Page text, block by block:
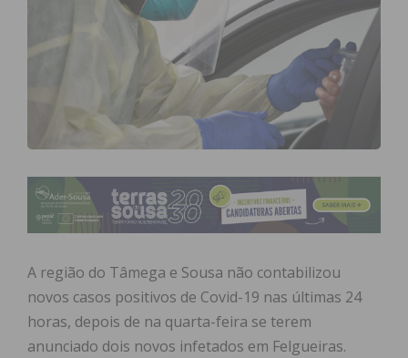
A região do Tâmega e Sousa não contabilizou
novos casos positivos de Covid-19 nas últimas 24
horas, depois de na quarta-feira se terem
anunciado dois novos infetados em Felgueiras.